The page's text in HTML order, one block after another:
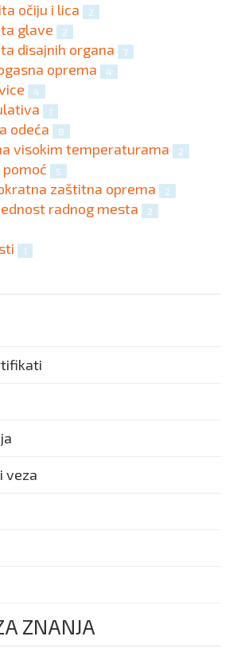
očiju i lica 2
glave 2
disajnih organa 7
oprema 4
4
1
odeća 8
visokim temperaturama 2
pomoć 5
zaštitna oprema 2
radnog mesta 2
1
veza
ZNANJA